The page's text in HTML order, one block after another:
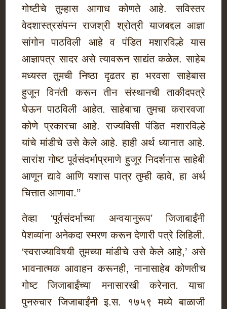
गोष्टीचे तुम्हास आगाध कोणते आहे. सविस्तर
वेदशास्त्रसंपन्न राजश्री श्रोत्री याजबद्दल आज्ञा
सांगोन पाठविली आहे व पंडित मशारविल्हे यास
आज्ञापत्र सादर असे त्यावरून साद्यंत कळेल. साहेब
मध्यस्त तुमची निष्ठा दृढतर हा भरवसा साहेबास
हुजून विनंती करून तीन संस्थानची ताकीदपत्रे
घेऊन पाठविली आहेत. साहेबाचा तुमचा करारवजा
कोणे प्रकारचा आहे. राज्यविसी पंडित मशारविल्हे
यांचे मांडीचे उसे केले आहे. हाही अर्थ ध्यानात आहे.
सारांश गोष्ट पूर्वसंदर्भाप्रमाणे हुजूर निदर्शनास साहेबी
आणून द्यावे आणि यशास पात्र तुम्ही व्हावे, हा अर्थ
चित्तात आणावा.’’
तेव्हा ‘पूर्वसंदर्भाच्या अन्वयानुरूप’ जिजाबाईंनी
पेशव्यांना अनेकदा स्मरण करून देणारी पत्रे लिहिली.
‘स्वराज्याविषयी तुमच्या मांडीचे उसे केले आहे,’ असे
भावनात्मक आवाहन करूनही, नानासाहेब कोणतीच
गोष्ट जिजाबाईंच्या मनासारखी करेनात. याचा
पुनरुचार जिजाबाईंनी इ.स. १७५९ मध्ये बाळाजी